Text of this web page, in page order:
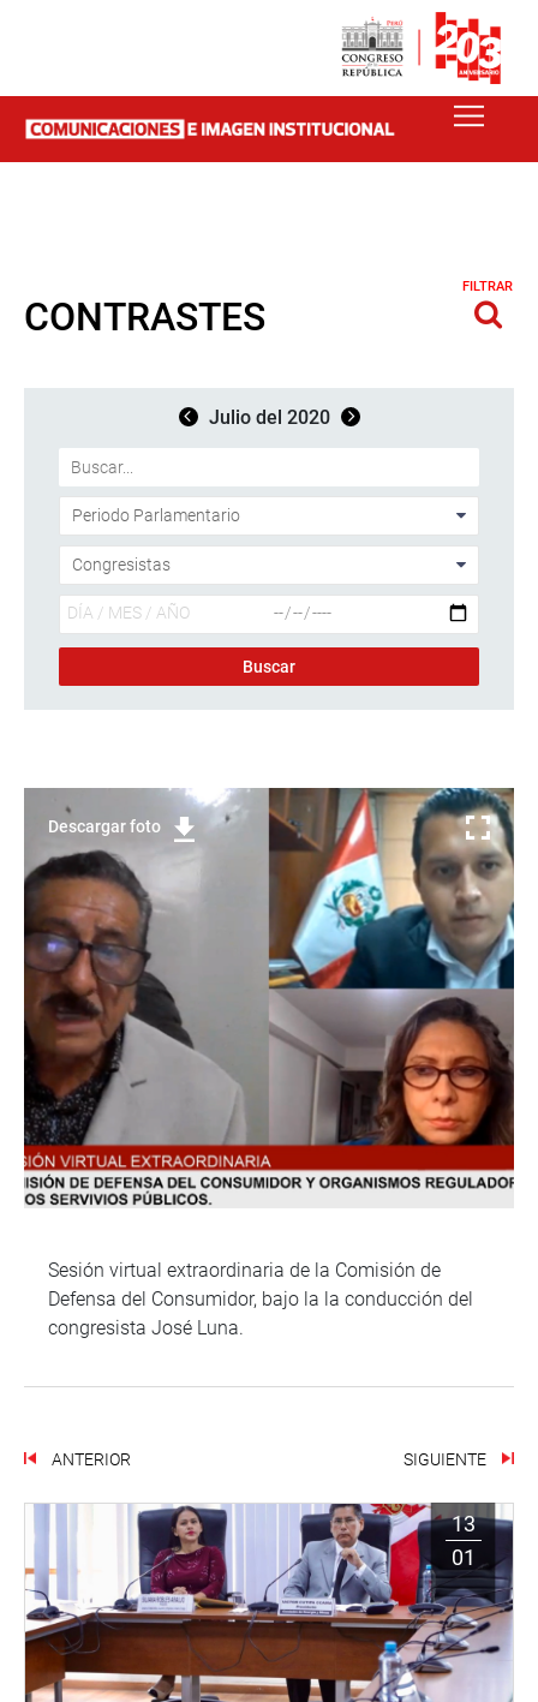
CONTRASTES
FILTRAR
Julio del 2020
Descargar foto
Sesión virtual extraordinaria de la Comisión de
Defensa del Consumidor, bajo la la conducción del
congresista José Luna.
ANTERIOR SIGUIENTE
13
01